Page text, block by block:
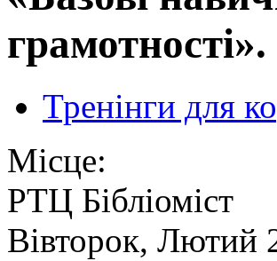
грамотності».
Тренінги для
Місце:
РТЦ Бібліоміст
Вівторок, Лютий